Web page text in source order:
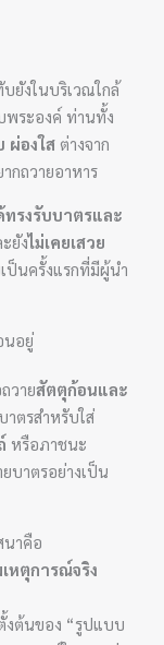
ยังในบริเวณใกล้
ระองค์ ท่านทั้ง
ผ่องใส ต่างจาก
กถวายอาหาร
ทรงรับบาตรและ
ยังไม่เคยเสวย
นครั้งแรกที่มีผู้นำ
นอยู่
วายสัตตุก้อนและ
ตรสำหรับใส่
หรือภาชนะ
บาตรอย่างเป็น
นาคือ
หตุการณ์จริง
งต้นของ “รูปแบบ